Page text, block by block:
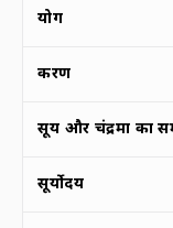
योग
करण
सूर्य और चंद्रमा का
सूर्योदय